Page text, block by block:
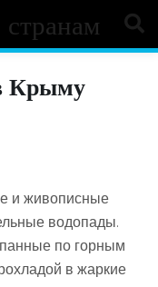
Крыму
и живописные
водопады.
по горным
в жаркие